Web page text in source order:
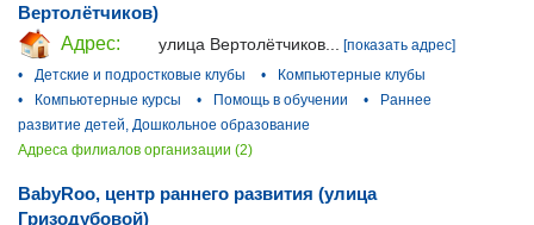
Вертолётчиков)
Адрес:
улица Вертолётчиков...
[показать адрес]
•
Детские и подростковые клубы •
Компьютерные клубы
•
Компьютерные курсы • Помощь в обучении •
Раннее
развитие детей, Дошкольное образование
Адреса филиалов организации (2)
BabyRoo, центр раннего развития (улица
Гризодубовой)